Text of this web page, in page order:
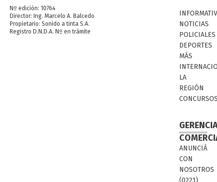
Nº edición: 10764
Director: Ing. Marcelo A. Balcedo
Propietario: Sonido a tinta S.A.
Registro D.N.D.A. Nº en trámite
NOTICIAS
POLICIALES
DEPORTES
MÁS
LA
REGIÓN
ANUNCIÁ
CON
NOSOTROS